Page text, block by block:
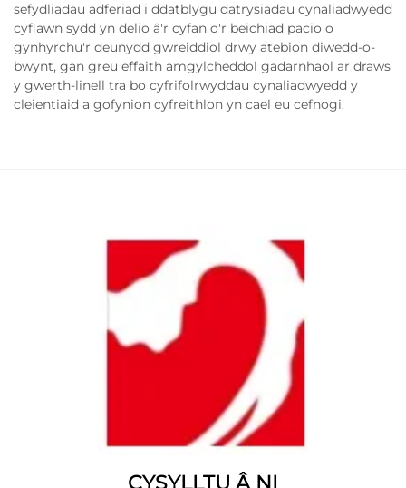
sefydliadau adferiad i ddatblygu datrysiadau cynaliadwyedd
cyflawn sydd yn delio â'r cyfan o'r beichiad pacio o
gynhyrchu'r deunydd gwreiddiol drwy atebion diwedd-o-
bwynt, gan greu effaith amgylcheddol gadarnhaol ar draws
y gwerth-linell tra bo cyfrifolrwyddau cynaliadwyedd y
cleientiaid a gofynion cyfreithlon yn cael eu cefnogi.